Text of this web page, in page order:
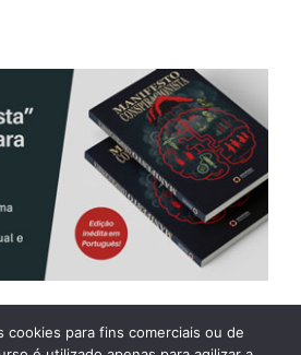
cookies para fins comerciais ou de